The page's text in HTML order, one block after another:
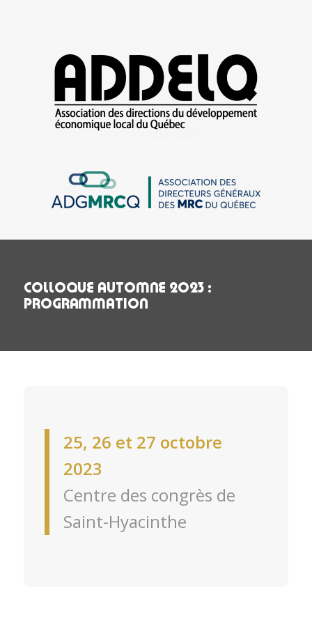
COLLOQUE AUTOMNE 2023 :
PROGRAMMATION
25, 26 et 27 octobre
2023
Centre des congrès de
Saint-Hyacinthe